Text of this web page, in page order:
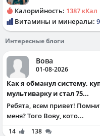
Калорийность: 1387 кКал
Витамины и минералы:
Интересные блоги
Вова
01-08-2026
Как я обманул систему, купил
мультиварку и стал 75...
Ребята, всем привет!
меня? Того Вову, кото...
14 138